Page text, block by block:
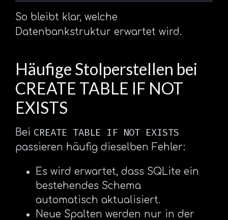
So bleibt klar, welche
Datenbankstruktur erwartet wird.
Häufige Stolperstellen bei
CREATE TABLE IF NOT
EXISTS
Bei CREATE TABLE IF NOT EXISTS
passieren häufig dieselben Fehler:
Es wird erwartet, dass SQLite ein
bestehendes Schema
automatisch aktualisiert.
Neue Spalten werden nur in der